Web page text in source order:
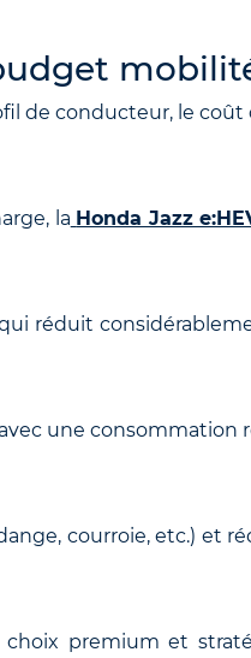
de conducteur, le
la Honda Jazz
réduit
une consommation
courroie, etc.) et
premium et